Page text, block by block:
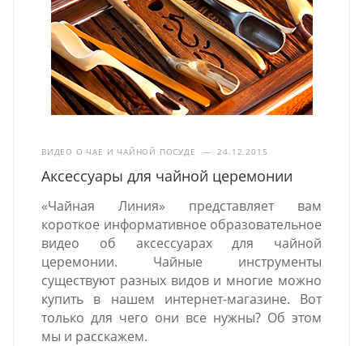
ВИДЕО О ЧАЕ И ЧАЙНОЙ ПОСУДЕ — 24.12.2015
Аксессуары для чайной церемонии
«Чайная Линия» представляет вам
короткое информативное образовательное
видео об аксессуарах для чайной
церемонии. Чайные инструменты
существуют разных видов и многие можно
купить в нашем интернет-магазине. Вот
только для чего они все нужны? Об этом
мы и расскажем.